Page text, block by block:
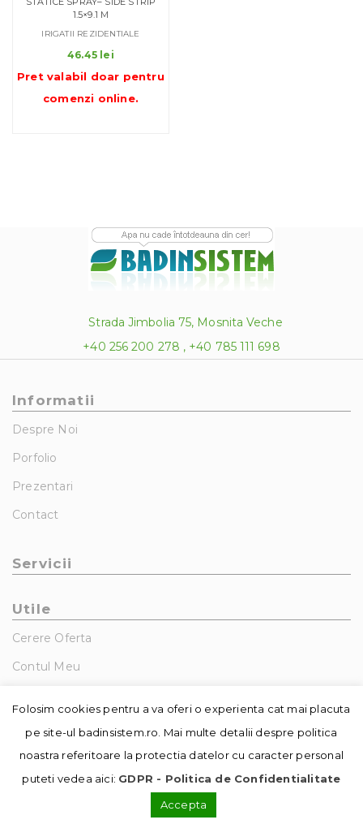
1.5×9.1 M
IRIGATII REZIDENTIALE
46.45 lei
Pret valabil doar pentru
comenzi online.
Strada Jimbolia 75, Mosnita Veche
+40 256 200 278 , +40 785 111 698
Informatii
Despre Noi
Porfolio
Prezentari
Contact
Servicii
Utile
Cerere Oferta
Contul Meu
© Copyright - Badin Sistem | realizat de
Folosim cookies pentru a va oferi o experienta cat mai placuta
pe site-ul badinsistem.ro. Mai multe detalii despre politica
noastra referitoare la protectia datelor cu caracter personal
puteti vedea aici: GDPR - Politica de Confidentialitate
Accepta